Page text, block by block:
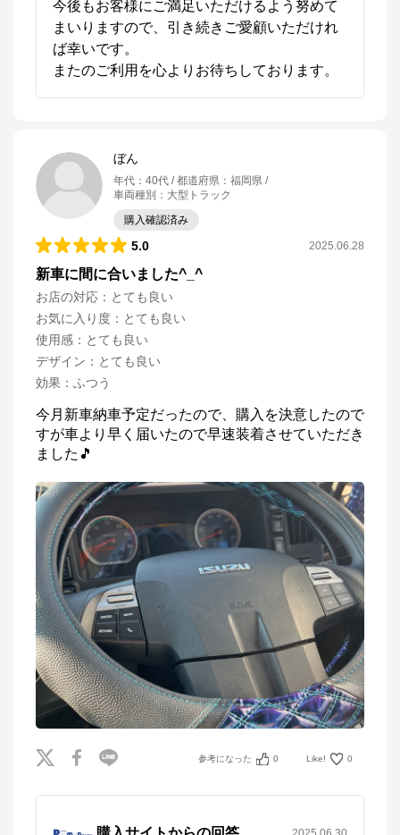
今後もお客様にご満足いただけるよう努めて
まいりますので、引き続きご愛顧いただけれ
ば幸いです。
またのご利用を心よりお待ちしております。
ぼん
年代 ： 40代 都道府県 ： 福岡県
車両種別 ： 大型トラック
購入確認済み
5.0 2025.06.28
新車に間に合いました^_^
お店の対応 ： とても良い
お気に入り度 ： とても良い
使用感 ： とても良い
デザイン ： とても良い
効果 ： ふつう
今月新車納車予定だったので、購入を決意したので
すが車より早く届いたので早速装着させていただき
ました🎵
参考になった 0 Like! 0